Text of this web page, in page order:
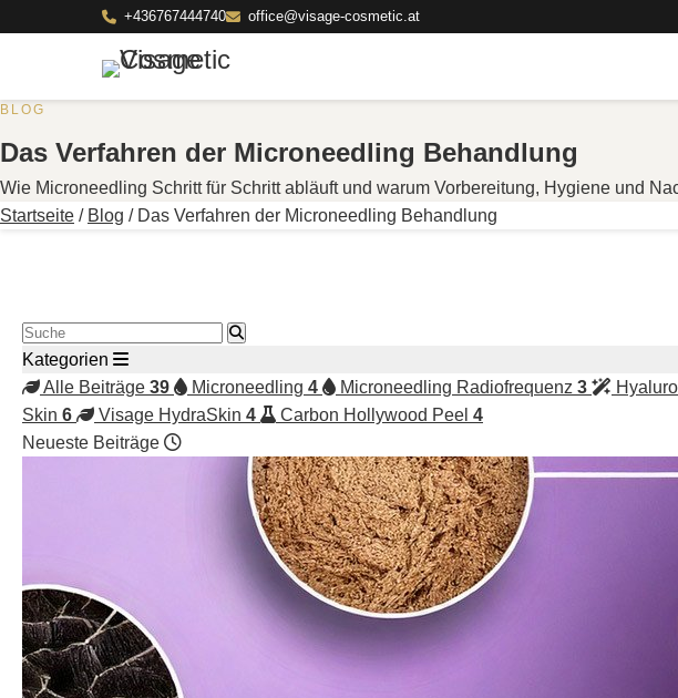
+436767444740 office@visage-cosmetic.at
BLOG
Das Verfahren der Microneedling Behandlung
Wie Microneedling Schritt für Schritt abläuft und warum Vorbereitung, Hygiene und
Startseite / Blog / Das Verfahren der Microneedling Behandlung
Blog durchsuchen
Kategorien
Alle Beiträge 39 Microneedling 4 Microneedling Radiofrequenz 3
Skin 6 Visage HydraSkin 4 Carbon Hollywood Peel 4
Neueste Beiträge